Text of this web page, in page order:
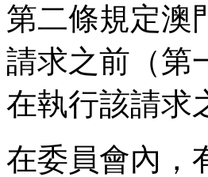
第二條規定澳
請求之前（第
在執行該請求
在委員會內，